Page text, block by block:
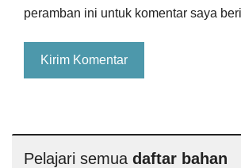
peramban ini untuk komentar saya
Pelajari semua daftar bahan